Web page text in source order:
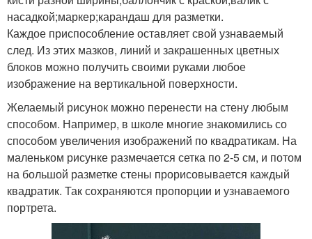
насадкой;маркер;карандаш для разметки.
Каждое приспособление оставляет свой узнаваемый
след. Из этих мазков, линий и закрашенных цветных
блоков можно получить своими руками любое
изображение на вертикальной поверхности.
Желаемый рисунок можно перенести на стену любым
способом. Например, в школе многие знакомились со
способом увеличения изображений по квадратикам. На
маленьком рисунке размечается сетка по 2-5 см, и потом
на большой разметке стены прорисовывается каждый
квадратик. Так сохраняются пропорции и узнаваемого
портрета.